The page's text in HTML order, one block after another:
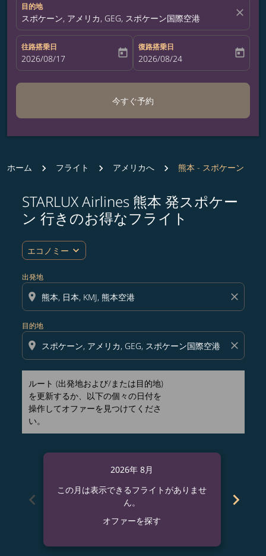
目的地
スポケーン, アメリカ, GEG, スポケーン国際空港 close
往路搭乗日
fc-booking-departure-date-aria-label
2026/08/17 today
復路搭乗日
fc-booking-return-date-aria-label
2026/08/24 today
今すぐ予約
ホーム フライト アメリカへ 熊本 - スポケーン
STARLUX Airlines 熊本 発スポケー
ン 行きのお得なフライト
エコノミー expand_more
出発地
location_on close
目的地
location_on close
ルート (出発地および/または目的地)
を更新するか、以下の個々の日付を
操作してオファーを見つけてくださ
い。
ルート (出発地および/または目的地) を更新するか、以
chevron_left
2026年 8月
この月は表示できるフライトがありませ
ん。
オファーを探す
chevron_right